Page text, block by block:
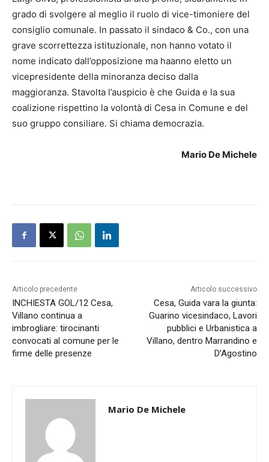
grado di svolgere al meglio il ruolo di vice-timoniere del
consiglio comunale. In passato il sindaco & Co., con una
grave scorrettezza istituzionale, non hanno votato il
nome indicato dall’opposizione ma haanno eletto un
vicepresidente della minoranza deciso dalla
maggioranza. Stavolta l’auspicio è che Guida e la sua
coalizione rispettino la volontà di Cesa in Comune e del
suo gruppo consiliare. Si chiama democrazia.
Mario De Michele
Articolo precedente
INCHIESTA GOL/12 Cesa,
Villano continua a
imbrogliare: tirocinanti
convocati al comune per le
firme delle presenze
Articolo successivo
Cesa, Guida vara la giunta:
Guarino vicesindaco, Lavori
pubblici e Urbanistica a
Villano, dentro Marrandino e
D’Agostino
Mario De Michele